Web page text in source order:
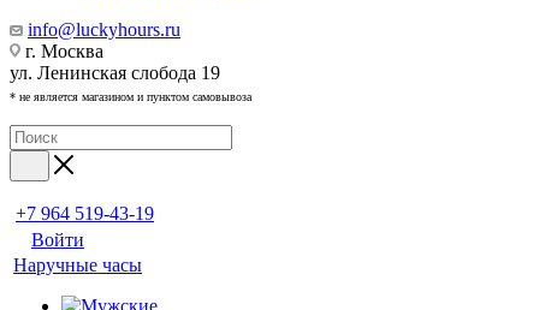
info@luckyhours.ru
г. Москва
ул. Ленинская слобода 19
* не является магазином и пунктом самовывоза
+7 964 519-43-19
Войти
Наручные часы